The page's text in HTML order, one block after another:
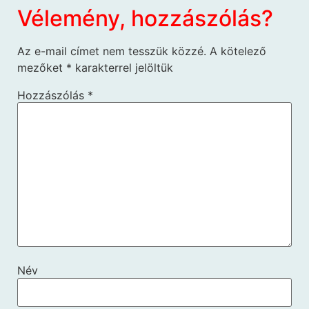
Vélemény, hozzászólás?
Az e-mail címet nem tesszük közzé. A kötelező
mezőket * karakterrel jelöltük
Hozzászólás *
Név